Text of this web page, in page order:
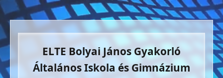
ELTE Bolyai János Gyakorló
Általános Iskola és Gimnázium